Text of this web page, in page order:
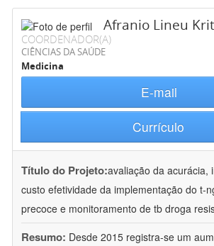
Afranio Lineu
COORDENADOR(A)
CIÊNCIAS DA SAÚDE
Medicina
E-mail
Currículo
Título do Projeto:avaliação da acurácia,
custo efetividade da implementação do t-
precoce e monitoramento de tb droga
Resumo: Desde 2015 registra-se um